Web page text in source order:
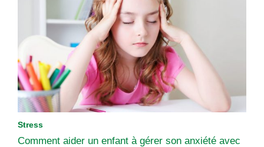
Stress
Comment aider un enfant à gérer son anxiété avec